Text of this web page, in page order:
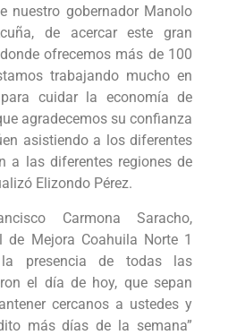
nuestro gobernador Manolo
de acercar este gran
ofrecemos más de 100
trabajando mucho en
cuidar la economía de
agradecemos su confianza
asistiendo a los diferentes
a las diferentes regiones de
Elizondo Pérez.
Carmona Saracho,
de Mejora Coahuila Norte 1
la presencia de todas las
el día de hoy, que sepan
cercanos a ustedes y
más días de la semana”